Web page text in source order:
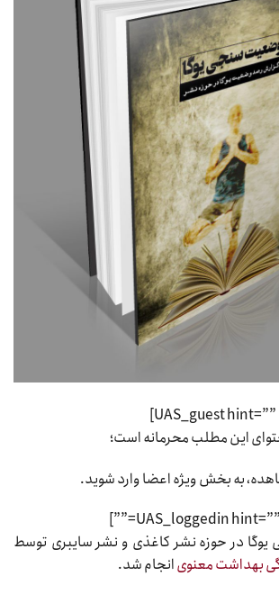
این مطلب محرمانه است؛
به بخش ویژه اعضا وارد شوید.
در حوزه نشر کاغذی و نشر سایبری توسط
بهداشت معنویانجام شد.